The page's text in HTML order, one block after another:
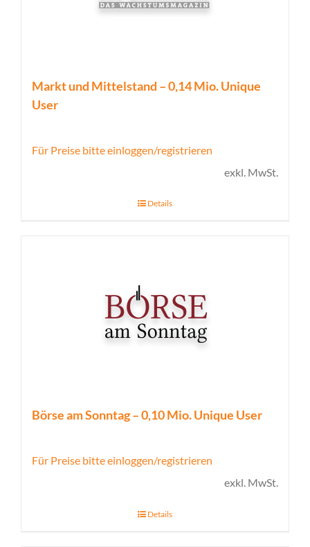
Markt und Mittelstand – 0,14 Mio. Unique
User
Für Preise bitte einloggen/registrieren
exkl. MwSt.
Details
Börse am Sonntag – 0,10 Mio. Unique User
Für Preise bitte einloggen/registrieren
exkl. MwSt.
Details